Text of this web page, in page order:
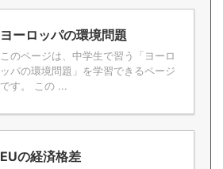
ヨーロッパの環境問題
このページは、中学生で習う「ヨーロ
ッパの環境問題」を学習できるページ
です。 この ...
EUの経済格差